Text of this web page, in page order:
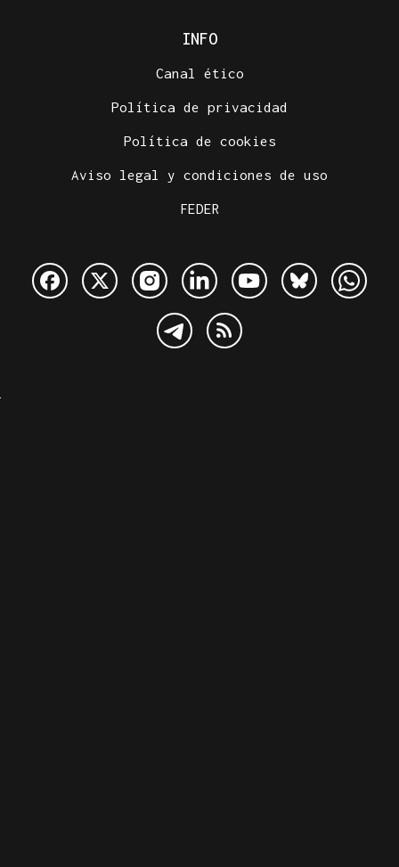
INFO
Canal ético
Política de privacidad
Política de cookies
Aviso legal y condiciones de uso
FEDER